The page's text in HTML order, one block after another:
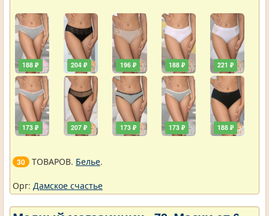
188 ₽
173 ₽
204 ₽
207 ₽
196 ₽
173 ₽
188 ₽
173 ₽
221 ₽
188 ₽
30 ТОВАРОВ. Белье.
Орг: Дамское счастье